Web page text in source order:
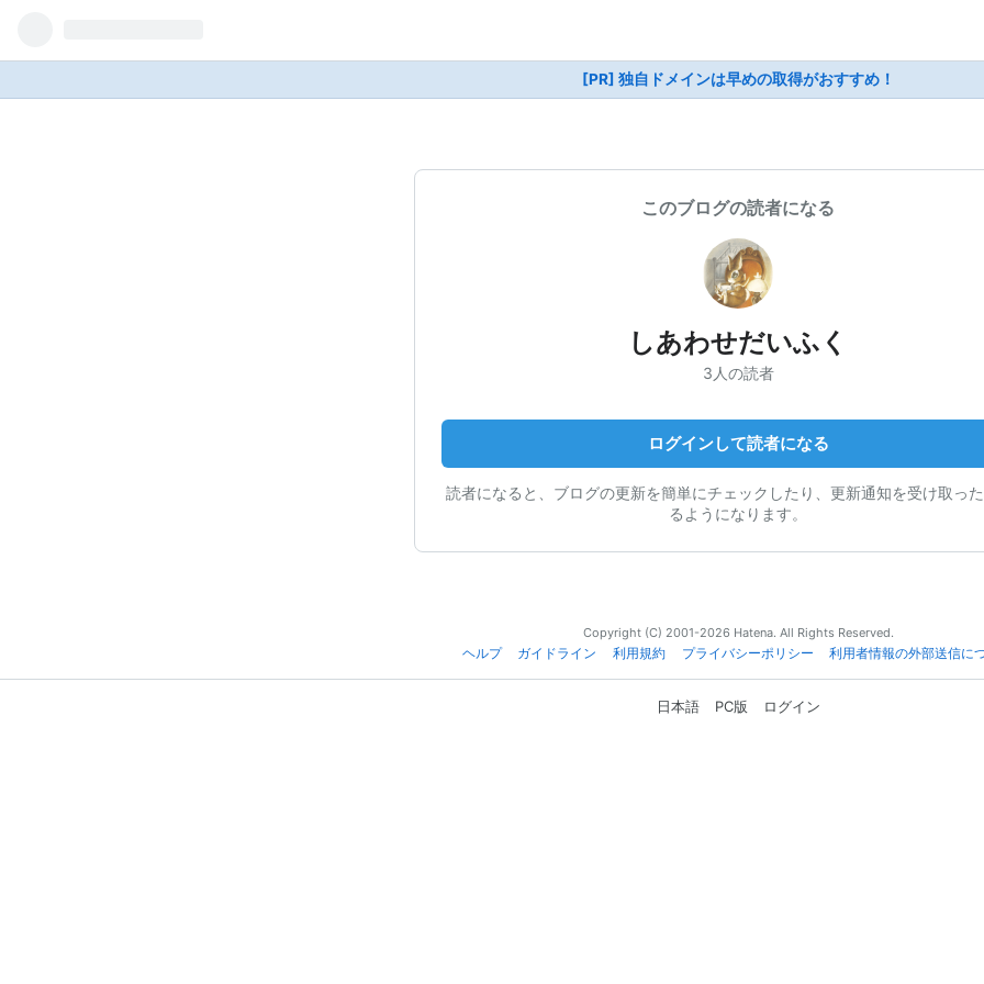
[PR] 独自ドメインは早めの取得がおすすめ！
このブログの読者になる
しあわせだいふく
3人の読者
ログインして読者になる
読者になると、ブログの更新を簡単にチェックしたり、更新通知を受け取っ
るようになります。
Copyright (C) 2001-2026 Hatena. All Rights Reserved.
ヘルプ
ガイドライン 利用規約 プライバシーポリシー 利用者情報の外部送信に
日本語 PC版 ログイン